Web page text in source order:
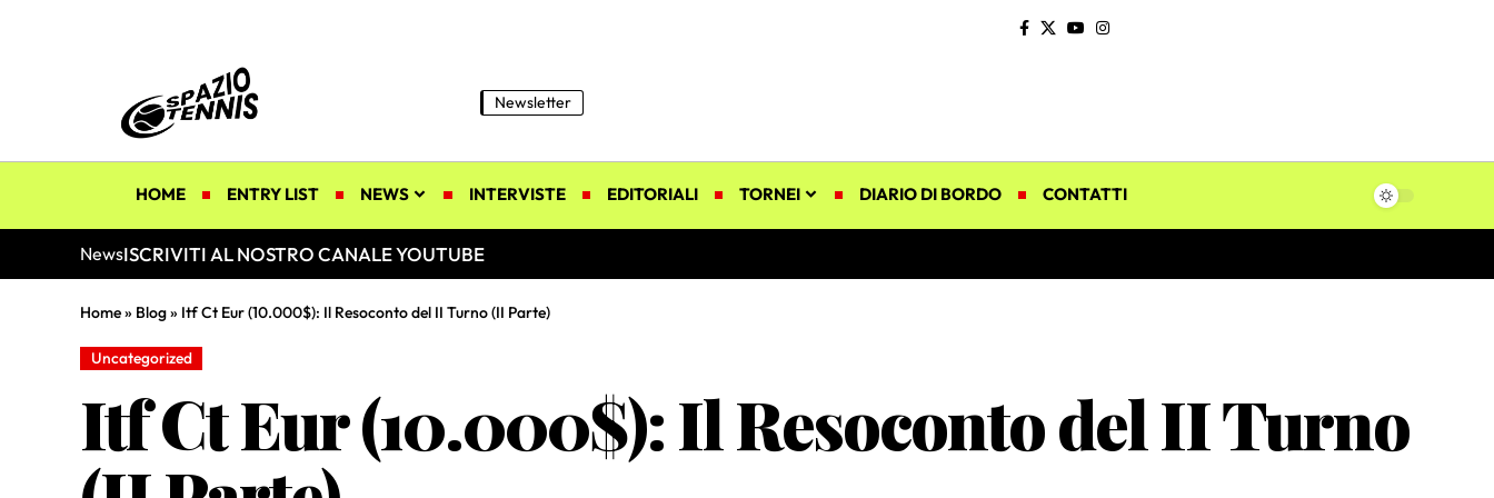
Newsletter
HOME ENTRY LIST NEWS INTERVISTE EDITORIALI TORNEI DIARIO DI BORDO CONTATTI
NewsISCRIVITI AL NOSTRO CANALE YOUTUBE
Home» Blog» Itf Ct Eur (10.000$): Il Resoconto del II Turno (II Parte)
Uncategorized
Itf Ct Eur (10.000$): Il Resoconto del II Turno